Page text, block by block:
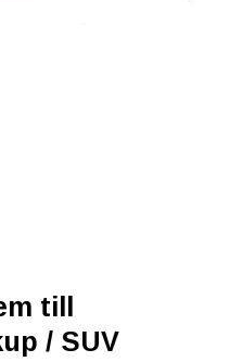
till
/ SUV